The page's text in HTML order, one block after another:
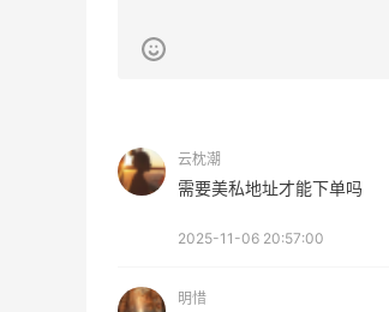
云枕潮
需要美私地址才能下单吗
2025-11-06 20:57:00
明惜
在线等！